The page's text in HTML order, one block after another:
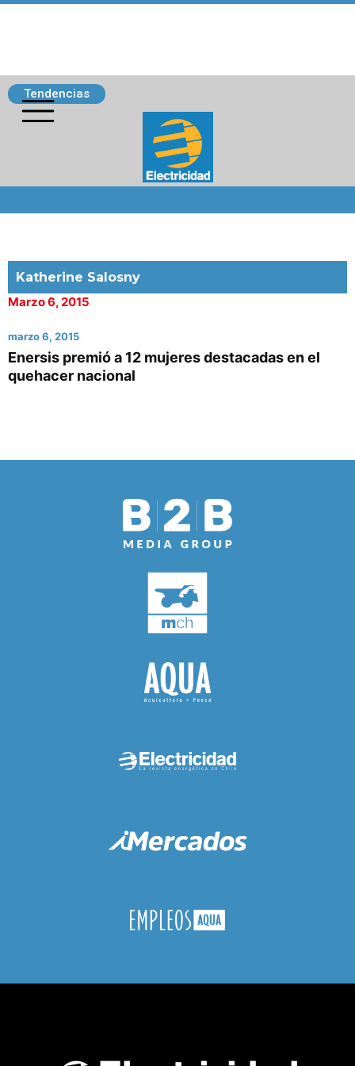
Tendencias
Katherine Salosny
Marzo 6, 2015
marzo 6, 2015
Enersis premió a 12 mujeres destacadas en el
quehacer nacional